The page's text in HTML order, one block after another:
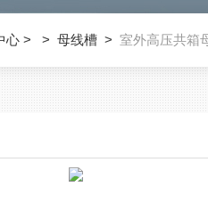
心 > > 母线槽 > 室外高压共箱